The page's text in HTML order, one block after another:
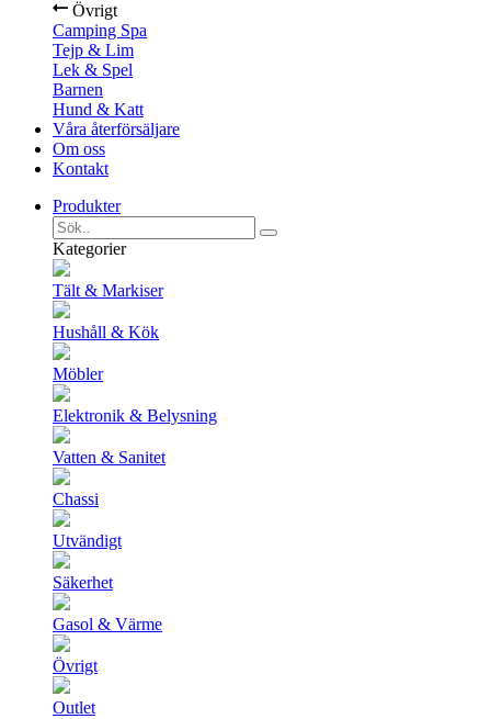
Övrigt
Camping Spa
Tejp & Lim
Lek & Spel
Barnen
Hund & Katt
Våra återförsäljare
Om oss
Kontakt
Produkter
Kategorier
Tält & Markiser
Hushåll & Kök
Möbler
Elektronik & Belysning
Vatten & Sanitet
Chassi
Utvändigt
Säkerhet
Gasol & Värme
Övrigt
Outlet